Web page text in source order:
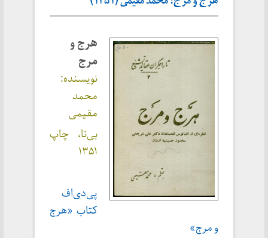
هرج و
مرج
نویسنده:
محمد
مقیمی
بی‌نا، چاپ
۱۳۵۱
پی‌دی‌اف
کتاب «هرج
و مرج»